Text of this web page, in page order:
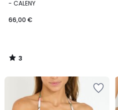
- CALENY
66,00 €
5
3
/